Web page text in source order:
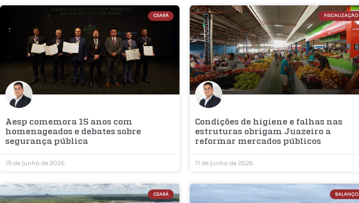
CEARÁ
Aesp comemora 15 anos com
homenageados e debates sobre
segurança pública
19 de junho de 2026
FISCALIZAÇÃO
Condições de higiene e falhas nas
estruturas obrigam Juazeiro a
reformar mercados públicos
11 de junho de 2026
CEARÁ BALANÇO